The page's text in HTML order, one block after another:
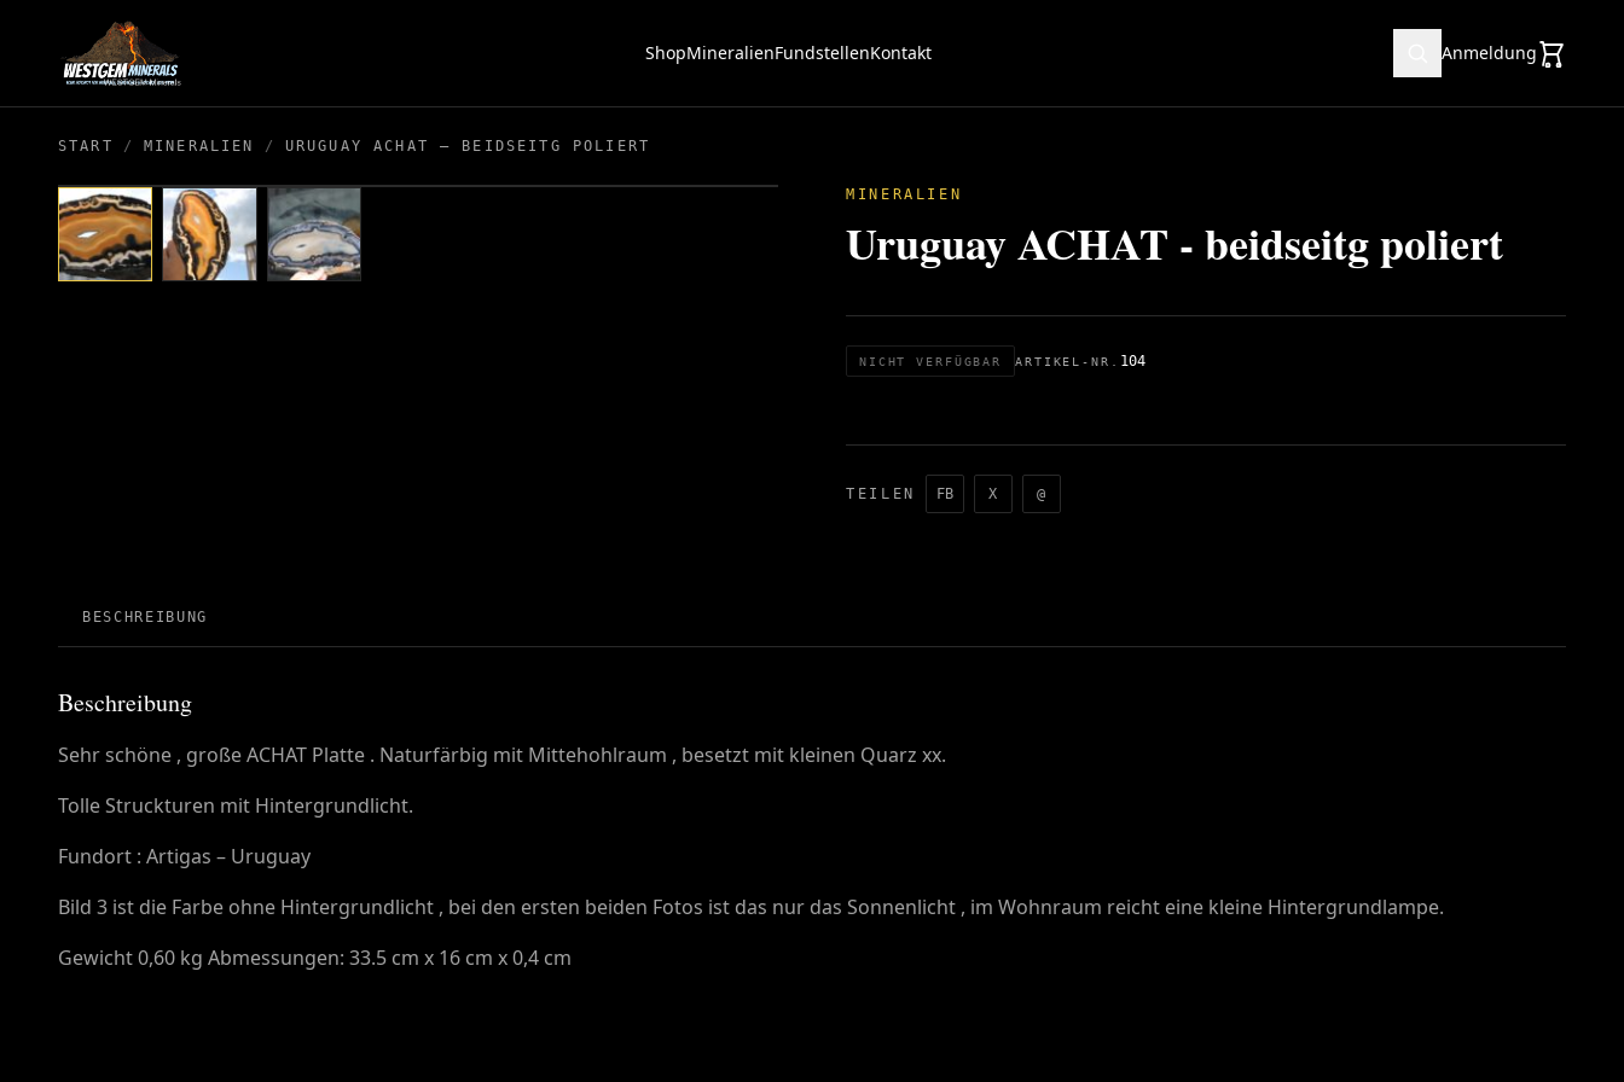
ShopMineralienFundstellenKontakt Anmeldung
START / MINERALIEN / URUGUAY ACHAT – BEIDSEITG POLIERT
MINERALIEN
Uruguay ACHAT - beidseitg poliert
NICHT VERFÜGBAR ARTIKEL-NR. 104
TEILEN FB X @
BESCHREIBUNG
Beschreibung
Sehr schöne , große ACHAT Platte . Naturfärbig mit Mittehohlraum , besetzt mit kleinen Quarz xx.
Tolle Struckturen mit Hintergrundlicht.
Fundort : Artigas – Uruguay
Bild 3 ist die Farbe ohne Hintergrundlicht , bei den ersten beiden Fotos ist das nur das Sonnenlicht , im Wohnraum reicht eine kleine Hintergrundlampe.
Gewicht 0,60 kg Abmessungen: 33.5 cm x 16 cm x 0,4 cm